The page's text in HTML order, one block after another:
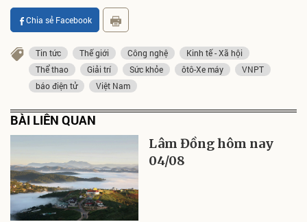
Chia sẻ Facebook
Tin tức Thế giới Công nghệ
Kinh tế - Xã hội
Thể thao
Giải trí Sức khỏe ôtô-Xe máy
VNPT
báo điện tử
Việt Nam
BÀI LIÊN QUAN
Lâm Đồng hôm nay
04/08